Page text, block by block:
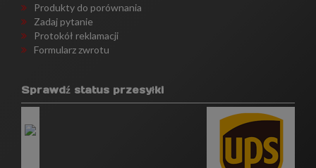
Produkty do porównania
Zadaj pytanie
Protokół reklamacji
Formularz zwrotu
Sprawdź status przesyłki